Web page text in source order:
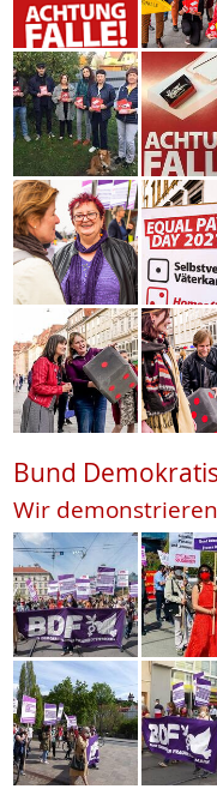
Bund
Wir